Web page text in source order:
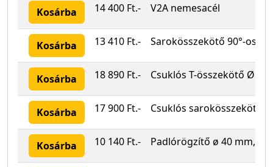
Kosárba 14 400 Ft.- V2A nemesacél
Kosárba 13 410 Ft.- Sarokösszekötő 90°-os
Kosárba 18 890 Ft.- Csuklós T-összekötő Ø
Kosárba 17 900 Ft.- Csuklós sarokösszekötő
Kosárba 10 140 Ft.- Padlórögzítő ø 40 mm,